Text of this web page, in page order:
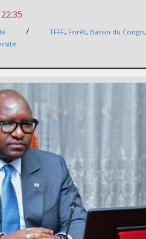
/ TFFF, Forêt, Bassin du Congo,